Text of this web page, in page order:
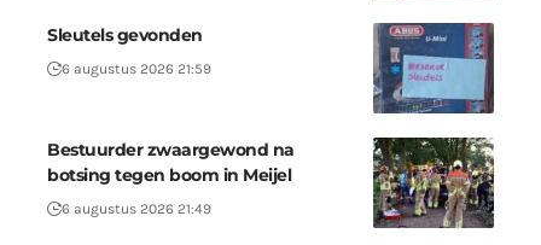
Sleutels gevonden
6 augustus 2026 21:59
Bestuurder zwaargewond na
botsing tegen boom in Meijel
6 augustus 2026 21:49